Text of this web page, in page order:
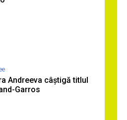
Andreeva câștigă titlul
Garros